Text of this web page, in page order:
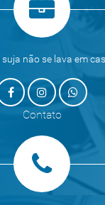
não se lava em
Contato